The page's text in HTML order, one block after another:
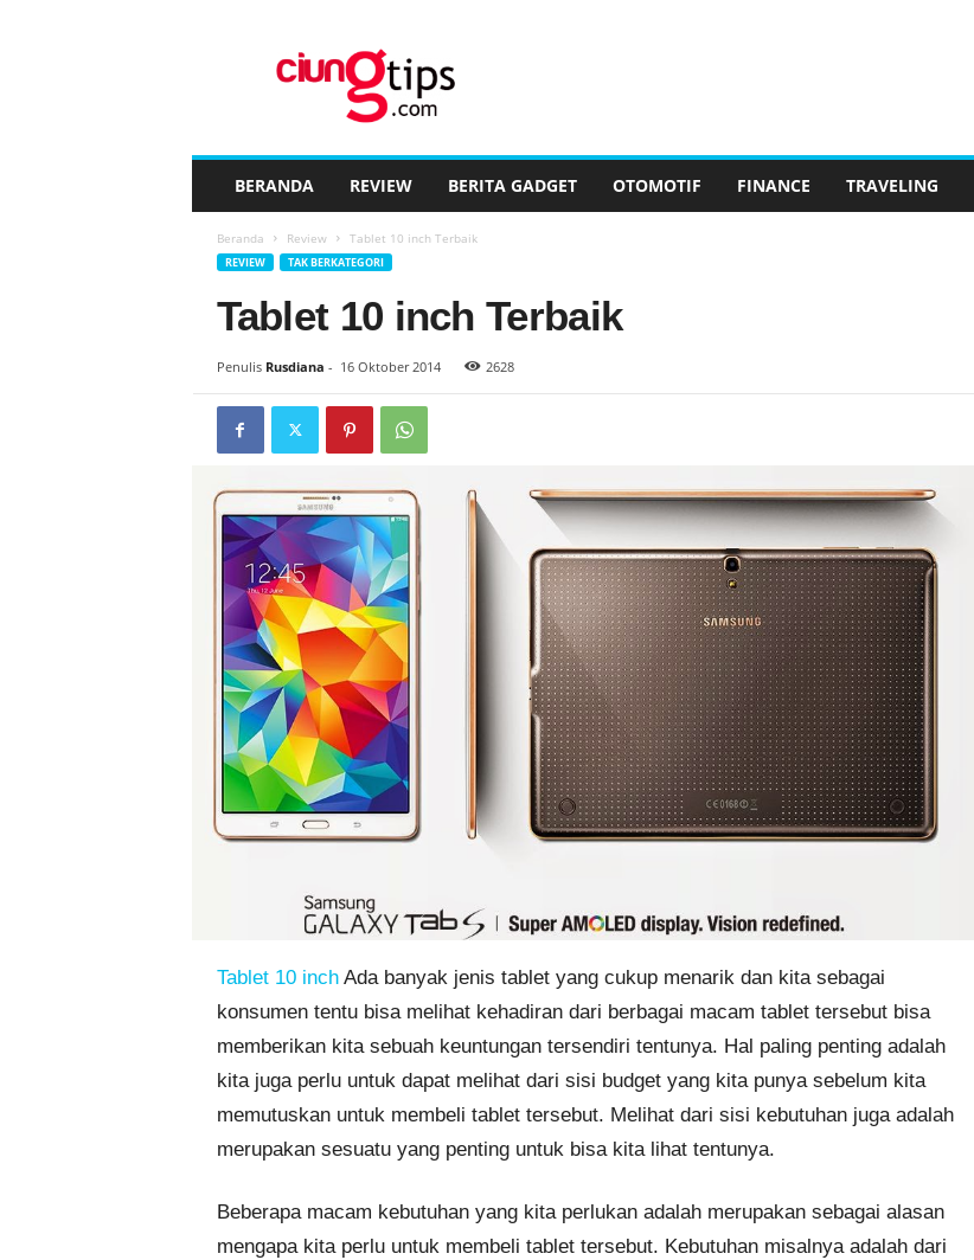
BERANDA REVIEW BERITA GADGET OTOMOTIF FINANCE TRAVELING
Beranda Review Tablet 10 inch Terbaik
REVIEW TAK BERKATEGORI
Tablet 10 inch Terbaik
Penulis Rusdiana - 16 Oktober 2014 2628
Tablet 10 inchAda banyak jenis tablet yang cukup menarik dan kita sebagai
konsumen tentu bisa melihat kehadiran dari berbagai macam tablet tersebut bisa
memberikan kita sebuah keuntungan tersendiri tentunya. Hal paling penting adalah
kita juga perlu untuk dapat melihat dari sisi budget yang kita punya sebelum kita
memutuskan untuk membeli tablet tersebut. Melihat dari sisi kebutuhan juga adalah
merupakan sesuatu yang penting untuk bisa kita lihat tentunya.
Beberapa macam kebutuhan yang kita perlukan adalah merupakan sebagai alasan
mengapa kita perlu untuk membeli tablet tersebut. Kebutuhan misalnya adalah dari